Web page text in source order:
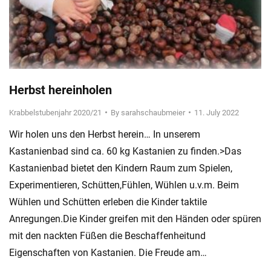
Herbst hereinholen
Krabbelstubenjahr 2020/21 By sarahschaubmeier 11. July 2022
Wir holen uns den Herbst herein… In unserem
Kastanienbad sind ca. 60 kg Kastanien zu finden.>Das
Kastanienbad bietet den Kindern Raum zum Spielen,
Experimentieren, Schütten,Fühlen, Wühlen u.v.m. Beim
Wühlen und Schütten erleben die Kinder taktile
Anregungen.Die Kinder greifen mit den Händen oder spüren
mit den nackten Füßen die Beschaffenheitund
Eigenschaften von Kastanien. Die Freude am…